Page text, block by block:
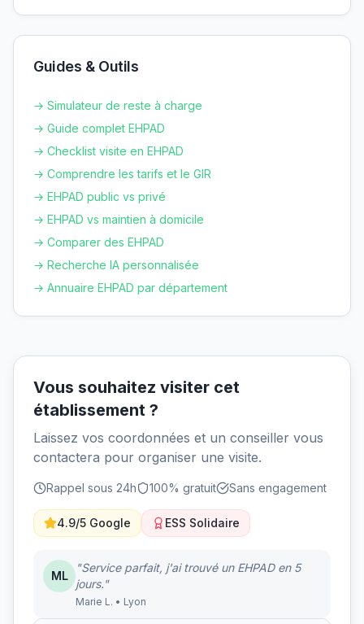
Guides & Outils
→ Simulateur de reste à charge
→ Guide complet EHPAD
→ Checklist visite en EHPAD
→ Comprendre les tarifs et le GIR
→ EHPAD public vs privé
→ EHPAD vs maintien à domicile
→ Comparer des EHPAD
→ Recherche IA personnalisée
→ Annuaire EHPAD par département
Vous souhaitez visiter cet
établissement ?
Laissez vos coordonnées et un conseiller vous
contactera pour organiser une visite.
Rappel sous 24h 100% gratuit Sans engagement
4.9/5 Google ESS Solidaire
ML
"Service parfait, j'ai trouvé un EHPAD en 5
jours."
Marie L. • Lyon